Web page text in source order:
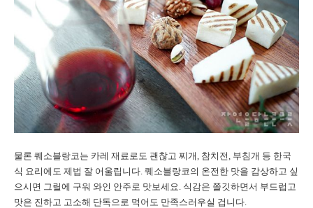
물론 퀘소블랑코는 카레 재료로도 괜찮고 찌개, 참치전, 부침개 등 한국
식 요리에도 제법 잘 어울립니다. 퀘소블랑코의 온전한 맛을 감상하고 싶
으시면 그릴에 구워 와인 안주로 맛보세요. 식감은 쫄깃하면서 부드럽고
맛은 진하고 고소해 단독으로 먹어도 만족스러우실 겁니다.